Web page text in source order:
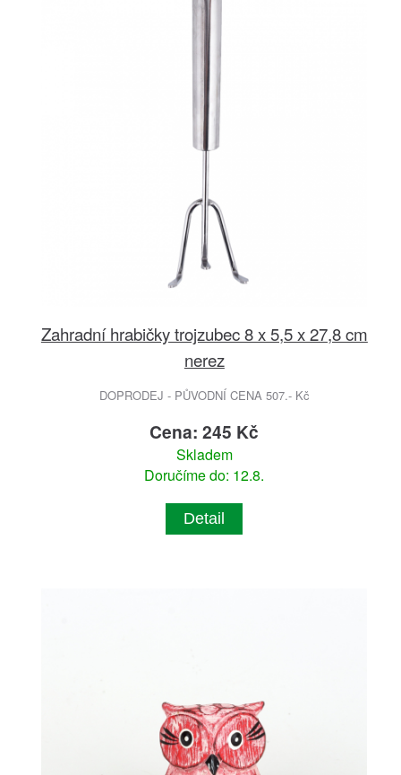
Zahradní hrabičky trojzubec 8 x 5,5 x 27,8 cm
nerez
DOPRODEJ - PŮVODNÍ CENA 507.- Kč
Cena: 245 Kč
Skladem
Doručíme do: 12.8.
Detail